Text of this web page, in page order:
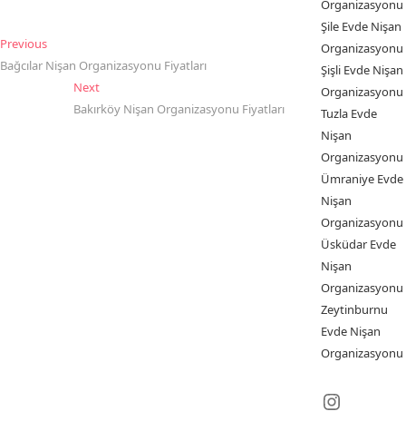
Yazı
gezinmesi
PreviousPrevious
post:
Bağcılar Nişan Organizasyonu Fiyatları
NextNext
post:
Bakırköy Nişan Organizasyonu Fiyatları
Organizasyonu
Şile Evde Nişan
Organizasyonu
Şişli Evde Nişan
Organizasyonu
Tuzla Evde
Nişan
Organizasyonu
Ümraniye Evde
Nişan
Organizasyonu
Üsküdar Evde
Nişan
Organizasyonu
Zeytinburnu
Evde Nişan
Organizasyonu